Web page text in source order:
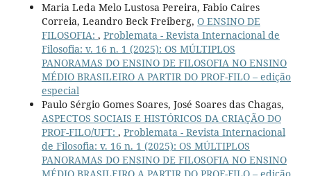
Maria Leda Melo Lustosa Pereira, Fabio Caires
Correia, Leandro Beck Freiberg, O ENSINO DE
FILOSOFIA: , Problemata - Revista Internacional de
Filosofia: v. 16 n. 1 (2025): OS MÚLTIPLOS
PANORAMAS DO ENSINO DE FILOSOFIA NO ENSINO
MÉDIO BRASILEIRO A PARTIR DO PROF-FILO – edição
especial
Paulo Sérgio Gomes Soares, José Soares das Chagas,
ASPECTOS SOCIAIS E HISTÓRICOS DA CRIAÇÃO DO
PROF-FILO/UFT: , Problemata - Revista Internacional
de Filosofia: v. 16 n. 1 (2025): OS MÚLTIPLOS
PANORAMAS DO ENSINO DE FILOSOFIA NO ENSINO